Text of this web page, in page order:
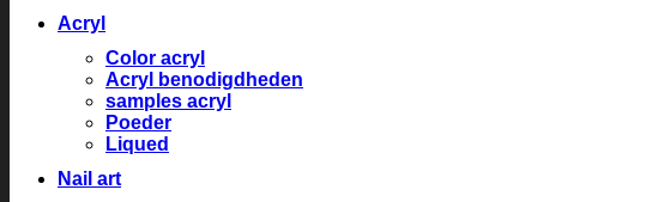
Acryl
Color acryl
Acryl benodigdheden
samples acryl
Poeder
Liqued
Nail art